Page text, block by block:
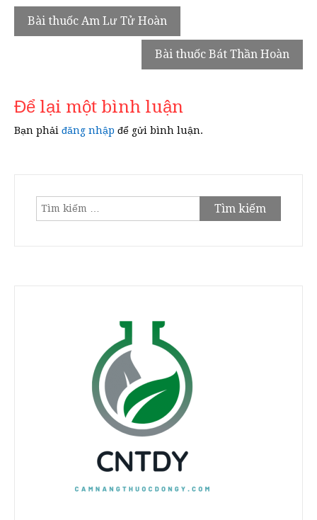
Điều
hướng
Bài thuốc Am Lư Tử Hoàn
Bài thuốc Bát Thần Hoàn
Để lại một bình luận
Bạn phải đăng nhập để gửi bình luận.
Tìm